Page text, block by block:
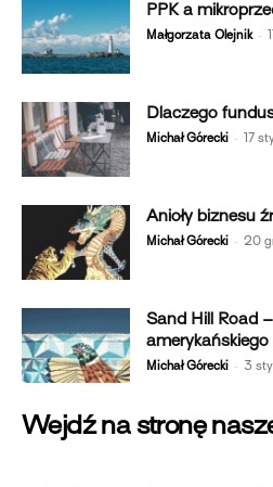
PPK a
Małgorzata Olejnik -
Dlaczego
Michał Górecki - 17
Anioły biznesu
Michał Górecki - 20
Sand Hill Road
amerykańskiego
Michał Górecki - 3
Wejdź na stronę